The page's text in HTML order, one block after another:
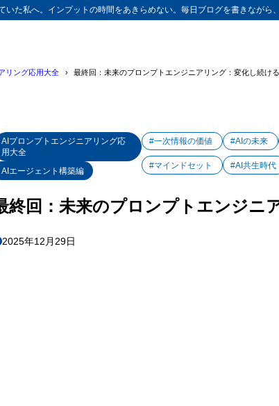
いた私へ。インプットの時間をあきらめない。毎日ブログを書きながら
リング応用大全 最終回：未来のプロンプトエンジニアリング：変化し続け
AIプロンプトエンジニアリング応
用大全
AIエージェント構築編
#一次情報の価値 #AIの未来
#マインドセット #AI共生時代
終回：未来のプロンプトエンジニ
2025年12月29日